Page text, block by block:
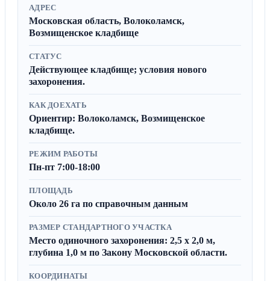
АДРЕС
Московская область, Волоколамск,
Возмищенское кладбище
СТАТУС
Действующее кладбище; условия нового
захоронения.
КАК ДОЕХАТЬ
Ориентир: Волоколамск, Возмищенское
кладбище.
РЕЖИМ РАБОТЫ
Пн-пт 7:00-18:00
ПЛОЩАДЬ
Около 26 га по справочным данным
РАЗМЕР СТАНДАРТНОГО УЧАСТКА
Место одиночного захоронения: 2,5 x 2,0 м,
глубина 1,0 м по Закону Московской области.
КООРДИНАТЫ